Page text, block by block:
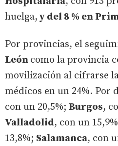
huelga, y del 8 % en
Por provincias, el
León como la provincia
movilización al cifrarse
médicos en un 24%. Por
con un 20,5%; Burgos,
Valladolid, con un
13,8%; Salamanca, con